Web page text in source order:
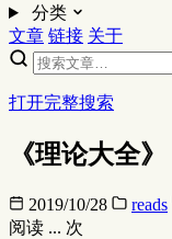
分类
文章 链接 关于
打开完整搜索
《理论大全》
2019/10/28 reads
阅读 ... 次